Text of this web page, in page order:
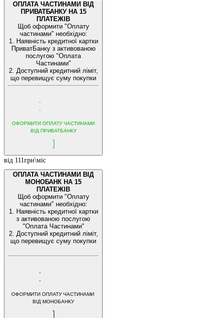
ОПЛАТА ЧАСТИНАМИ ВІД
ПРИВАТБАНКУ НА 15
ПЛАТЕЖІВ
Щоб оформити "Оплату
частинами" необхідно:
1. Наявність кредитної картки
ПриватБанку з активованою
послугою "Оплата
Частинами"
2. Доступний кредитний ліміт,
що перевищує суму покупки
ОФОРМИТИ ОПЛАТУ ЧАСТИНАМИ
ВІД ПРИВАТБАНКУ
від 111грн\міс
ОПЛАТА ЧАСТИНАМИ ВІД
МОНОБАНК НА 15
ПЛАТЕЖІВ
Щоб оформити "Оплату
частинами" необхідно:
1. Наявність кредитної картки
з активованою послугою
"Оплата Частинами"
2. Доступний кредитний ліміт,
що перевищує суму покупки
ОФОРМИТИ ОПЛАТУ ЧАСТИНАМИ
ВІД МОНОБАНКУ